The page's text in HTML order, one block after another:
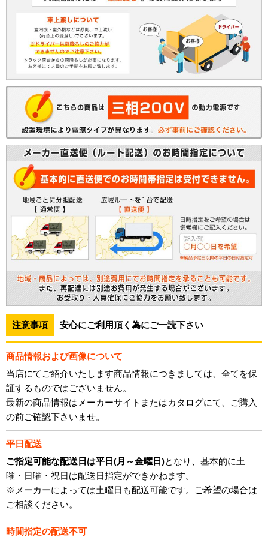
注意事項 安心にご利用頂く為にご一読下さい
商品情報および画像について
当店にてご紹介いたします商品情報につきましては、全てを保
証するものではございません。
最新の商品情報はメーカーサイトまたはカタログにて、ご購入
の前ご確認下さいませ。
平日配送
ご指定可能な配送日は平日(月～金曜日)となり、基本的に土
曜・日曜・祝日は配送日指定ができかねます。
※メーカーによっては土曜日も配送可能です。ご希望の場合は
ご相談ください。
時間指定の配送不可